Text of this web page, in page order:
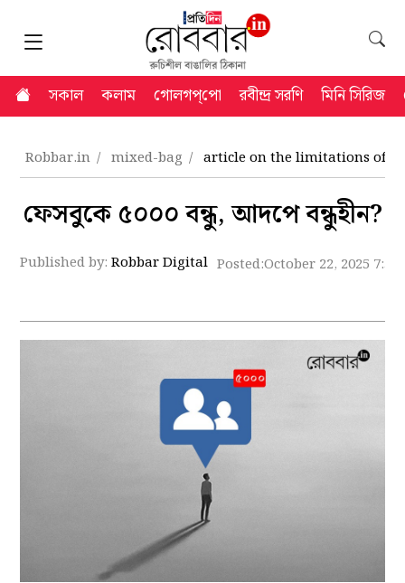
সকাল কলাম গোলগপ্‌পো রবীন্দ্র সরণি মিনি সিরিজ
Robbar.in mixed-bag article on the limitations of
ফেসবুকে ৫০০০ বন্ধু, আদপে বন্ধুহীন?
Published by:Robbar Digital Posted:October 22, 2025